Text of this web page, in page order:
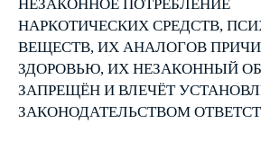
НЕЗАКОННОЕ ПОТРЕБЛЕНИЕ
НАРКОТИЧЕСКИХ СРЕДСТВ,
ВЕЩЕСТВ, ИХ АНАЛОГОВ
ЗДОРОВЬЮ, ИХ НЕЗАКОННЫЙ
ЗАПРЕЩЁН И ВЛЕЧЁТ
ЗАКОНОДАТЕЛЬСТВОМ